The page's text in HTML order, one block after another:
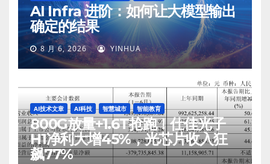
AI Infra 进阶：如何让大模型输出
确定的结果
8 月 6, 2026 YINHUA
AI技术文章 AI科技 智慧城市 智能教育
800G放量+1.6T抢跑！仕佳光子
H1净利大增45%，光芯片收入狂
飙77%